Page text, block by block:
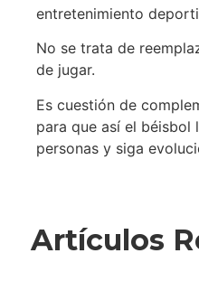
entretenimiento
No se trata de
de jugar.
Es cuestión de
para que así el béisbol
personas y siga
Artículos